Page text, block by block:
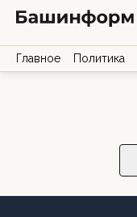
Главное Политика